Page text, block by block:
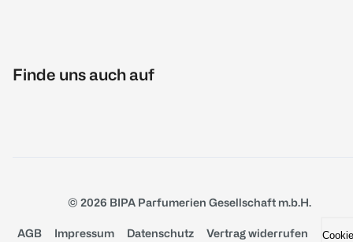
Finde uns auch auf
© 2026 BIPA Parfumerien Gesellschaft m.b.H.
AGB Impressum Datenschutz Vertrag widerrufen